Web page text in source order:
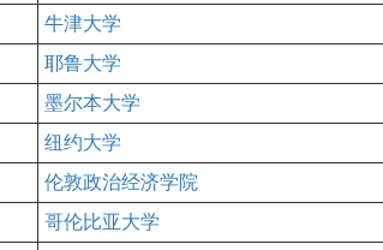
牛津大学
耶鲁大学
墨尔本大学
纽约大学
伦敦政治经济学院
哥伦比亚大学